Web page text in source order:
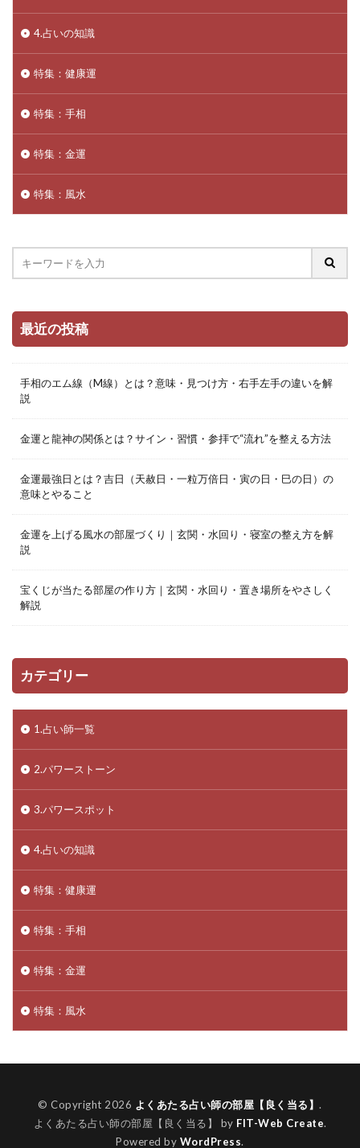
4.占いの知識
特集：健康運
特集：手相
特集：金運
特集：風水
最近の投稿
手相のエム線（M線）とは？意味・見つけ方・右手左手の違いを解
説
金運と龍神の関係とは？サイン・習慣・参拝で“流れ”を整える方法
金運最強日とは？吉日（天赦日・一粒万倍日・寅の日・巳の日）の
意味とやること
金運を上げる風水の部屋づくり｜玄関・水回り・寝室の整え方を解
説
宝くじが当たる部屋の作り方｜玄関・水回り・置き場所をやさしく
解説
カテゴリー
1.占い師一覧
2.パワーストーン
3.パワースポット
4.占いの知識
特集：健康運
特集：手相
特集：金運
特集：風水
© Copyright 2026 よくあたる占い師の部屋【良く当る】.
よくあたる占い師の部屋【良く当る】 by FIT-Web Create.
Powered by WordPress.